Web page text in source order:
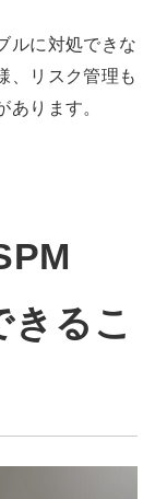
ルに対処できな
、リスク管理も
ります。
きるこ